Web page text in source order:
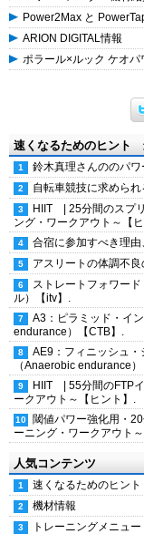
Power2Max と
ARION DIGITAL情報
ポラール×ルック ケオパ
速くなるためのヒント
鈴木真理さんののパワ
自転車競技に求められ
HIIT | 25分間のスプ
ング・ワークアウト～【ヒ
合宿に参加すべき理由
アスリートの体調不
ストレートフォワー
ル）【itv】.
A3：ピラミッド・イ
endurance）【CTB】.
AE9：フィニッシュ
（Anaerobic endurance）
HIIT | 55分間のFTP
ークアウト～【ヒント】.
閾値パワー強化用・
ーニング・ワークアウト～
人気コンテンツ
速くなるためのヒント
機材情報
トレーニングメニュー